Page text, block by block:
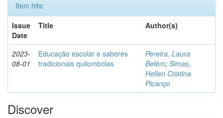
Item hits:
Issue
Date
Title Author(s)
2023-
08-01
Educação escolar e saberes
tradicionais quilombolas
Pereira, Laura
Belém; Simas,
Hellen Cristina
Picanço
Discover